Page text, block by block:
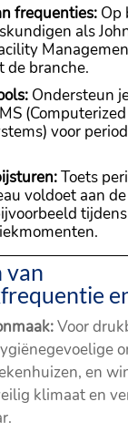
frequenties: Op
als
de branche.
Ondersteun
voor
Toets
voldoet aan
van
Voor
en
klimaat en